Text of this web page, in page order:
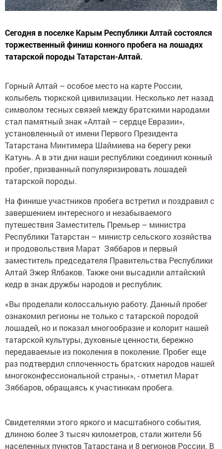
Сегодня в поселке Карым Республики Алтай состоялся
торжественный финиш конного пробега на лошадях
татарской породы Татарстан-Алтай.
Горный Алтай – особое место на карте России,
колыбель тюркской цивилизации. Несколько лет назад
символом тесных связей между братскими народами
стал памятный знак «Алтай – сердце Евразии»,
установленный от имени Первого Президента
Татарстана Минтимера Шаймиева на берегу реки
Катунь. А в эти дни наши республики соединил конный
пробег, призванный популяризировать лошадей
татарской породы.
На финише участников пробега встретил и поздравил с
завершением интересного и незабываемого
путешествия Заместитель Премьер – министра
Республики Татарстан – министр сельского хозяйства
и продовольствия Марат Зяббаров и первый
заместитель председателя Правительства Республики
Алтай Эжер Ялбаков. Также они высадили алтайский
кедр в знак дружбы народов и республик.
«Вы проделали колоссальную работу. Данный пробег
ознакомил регионы не только с татарской породой
лошадей, но и показал многообразие и колорит нашей
татарской культуры, духовные ценности, бережно
передаваемые из поколения в поколение. Пробег еще
раз подтвердил сплоченность братских народов нашей
многоконфессиональной страны», - отметил Марат
Зяббаров, обращаясь к участинкам пробега.
Свидетелями этого яркого и масштабного события,
длиною более 3 тысяч километров, стали жители 56
населенных пунктов Татарстана и 8 регионов России. В